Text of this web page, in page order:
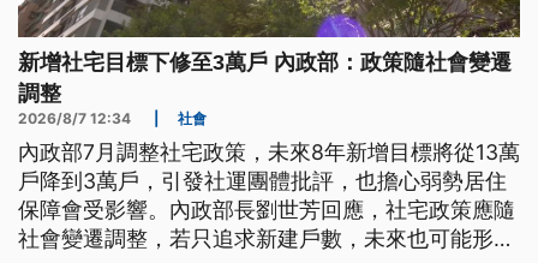
新增社宅目標下修至3萬戶 內政部：政策隨社會變遷
調整
2026/8/7 12:34 社會
內政部7月調整社宅政策，未來8年新增目標將從13萬
戶降到3萬戶，引發社運團體批評，也擔心弱勢居住
保障會受影響。內政部長劉世芳回應，社宅政策應隨
社會變遷調整，若只追求新建戶數，未來也可能形成